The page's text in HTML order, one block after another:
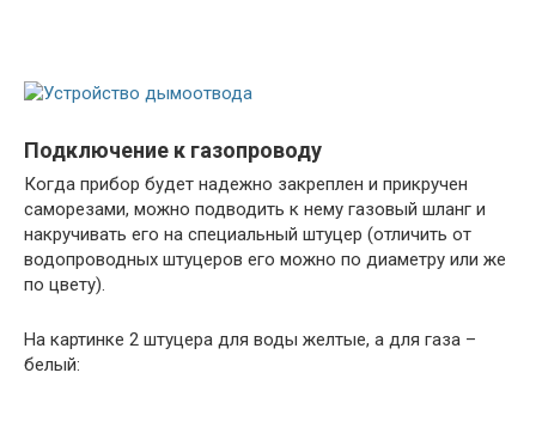
Подключение к газопроводу
Когда прибор будет надежно закреплен и прикручен
саморезами, можно подводить к нему газовый шланг и
накручивать его на специальный штуцер (отличить от
водопроводных штуцеров его можно по диаметру или же
по цвету).
На картинке 2 штуцера для воды желтые, а для газа –
белый: